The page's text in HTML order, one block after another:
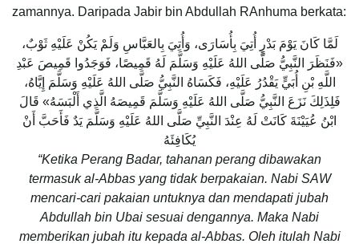
zamannya. Daripada Jabir bin Abdullah RAnhuma berkata:
لَمَّا كَانَ يَوْمَ بَدْرٍ أُتِيَ بِأُسَارَى، وَأُتِيَ بِالعَبَّاسِ وَلَمْ يَكُنْ عَلَيْهِ ثَوْبٌ،
«فَنَظَرَ النَّبِيُّ صَلَّى اللهُ عَلَيْهِ وَسَلَّمَ لَهُ قَمِيصًا، فَوَجَدُوا قَمِيصَ عَبْدِ
اللَّهِ بْنِ أُبَيٍّ يَقْدُرُ عَلَيْهِ، فَكَسَاهُ النَّبِيُّ صَلَّى اللهُ عَلَيْهِ وَسَلَّمَ إِيَّاهُ،
فَلِذَلِكَ نَزَعَ النَّبِيُّ صَلَّى اللهُ عَلَيْهِ وَسَلَّمَ قَمِيصَهُ الَّذِي أَلْبَسَهُ» قَالَ
ابْنُ عُيَيْنَةَ كَانَتْ لَهُ عِنْدَ النَّبِيِّ صَلَّى اللهُ عَلَيْهِ وَسَلَّمَ يَدٌ فَأَحَبَّ أَنْ
يُكَافِئَهُ
“Ketika Perang Badar, tahanan perang dibawakan
termasuk al-Abbas yang tidak berpakaian. Nabi SAW
mencari-cari pakaian untuknya dan mendapati jubah
Abdullah bin Ubai sesuai dengannya. Maka Nabi
memberikan jubah itu kepada al-Abbas. Oleh itulah Nabi